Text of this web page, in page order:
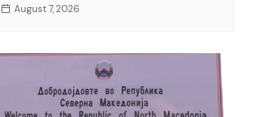
August 7, 2026